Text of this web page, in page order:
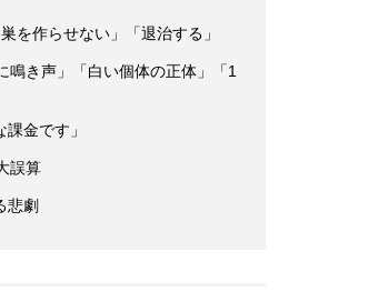
作らせない」「退治する」
き声」「白い個体の正体」「1
金です」
誤算
悲劇